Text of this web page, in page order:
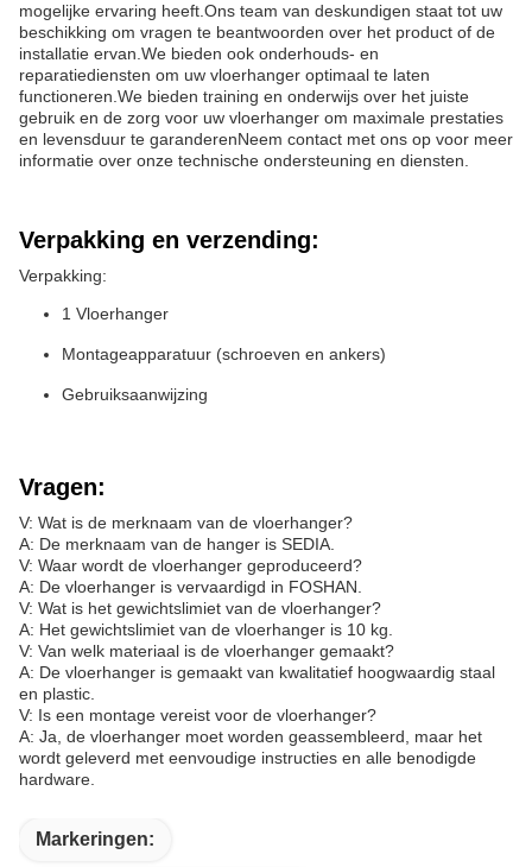
mogelijke ervaring heeft.Ons team van deskundigen staat tot uw
beschikking om vragen te beantwoorden over het product of de
installatie ervan.We bieden ook onderhouds- en
reparatiediensten om uw vloerhanger optimaal te laten
functioneren.We bieden training en onderwijs over het juiste
gebruik en de zorg voor uw vloerhanger om maximale prestaties
en levensduur te garanderenNeem contact met ons op voor meer
informatie over onze technische ondersteuning en diensten.
Verpakking en verzending:
Verpakking:
1 Vloerhanger
Montageapparatuur (schroeven en ankers)
Gebruiksaanwijzing
Vragen:
V: Wat is de merknaam van de vloerhanger?
A: De merknaam van de hanger is SEDIA.
V: Waar wordt de vloerhanger geproduceerd?
A: De vloerhanger is vervaardigd in FOSHAN.
V: Wat is het gewichtslimiet van de vloerhanger?
A: Het gewichtslimiet van de vloerhanger is 10 kg.
V: Van welk materiaal is de vloerhanger gemaakt?
A: De vloerhanger is gemaakt van kwalitatief hoogwaardig staal
en plastic.
V: Is een montage vereist voor de vloerhanger?
A: Ja, de vloerhanger moet worden geassembleerd, maar het
wordt geleverd met eenvoudige instructies en alle benodigde
hardware.
Markeringen: